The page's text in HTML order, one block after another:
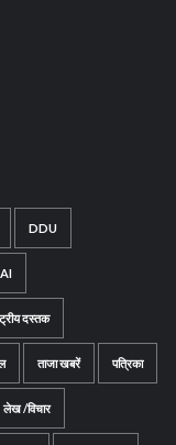
DDU
दस्तक
ताजा खबरें पत्रिका
लेख /विचार